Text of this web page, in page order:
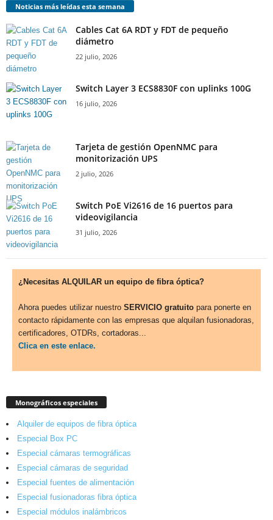
Noticias más leídas esta semana
Cables Cat 6A RDT y FDT de pequeño
diámetro
22 julio, 2026
Switch Layer 3 ECS8830F con uplinks 100G
16 julio, 2026
Tarjeta de gestión OpenNMC para
monitorización UPS
2 julio, 2026
Switch PoE Vi2616 de 16 puertos para
videovigilancia
31 julio, 2026
¿Necesitas ALQUILAR un equipo de fibra óptica?
Ahora puedes utilizar nuestro SERVICIO gratuito para ponerte en
contacto rápidamente con las empresas que alquilan fusionadoras,
certificadores, OTDRs, cortadoras...
Clica en este enlace.
Monográficos especiales
Alquiler de equipos de fibra óptica
Especial Box PC
Especial cámaras termográficas
Especial cámaras de seguridad
Especial fuentes de alimentación
Especial fusionadoras fibra óptica
Especial módulos inalámbricos